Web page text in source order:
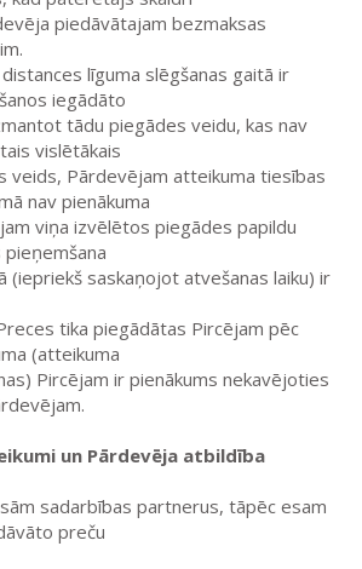
piedāvātajam bezmaksas
līguma slēgšanas gaitā ir
iegādāto
tādu piegādes veidu, kas nav
vislētākais
veids, Pārdevējam atteikuma tiesības
nav pienākuma
viņa izvēlētos piegādes papildu
(iepriekš saskaņojot atvešanas laiku) ir
tika piegādātas Pircējam pēc
(atteikuma
Pircējam ir pienākums nekavējoties
un Pārdevēja atbildība
sadarbības partnerus, tāpēc esam
preču